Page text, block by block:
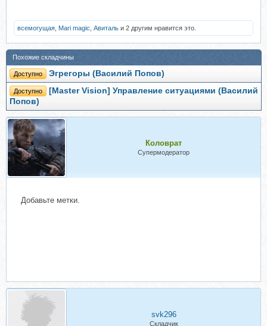
всемогущая Mari magic Авиталь и 2 другим нравится это.
Похожие складчины
Доступно Эгрегоры (Василий Попов)
Доступно
[Master Vision] Управление ситуациями (Василий
Попов)
Коловрат
Супермодератор
Добавьте метки.
svk296
Складчик